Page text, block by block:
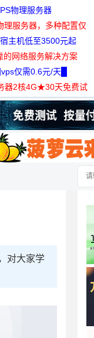
物理服务器
理服务器，多种配置仅
主机低至3500元起
的网络服务解决方案
仅需0.6元/天█
2核4G★30天免费试
告，理性选择
告，理性选择
对大家学